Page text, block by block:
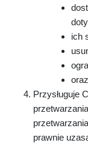
ich
Przysługuje
prawnie